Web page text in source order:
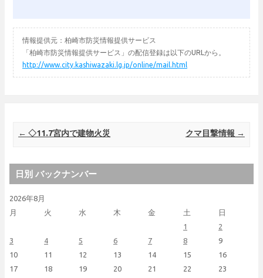
情報提供元：柏崎市防災情報提供サービス
「柏崎市防災情報提供サービス」の配信登録は以下のURLから。
http://www.city.kashiwazaki.lg.jp/online/mail.html
Post navigation
← ◇11.7宮内で建物火災 クマ目撃情報 →
日別 バックナンバー
2026年8月
月
火 水 木 金 土 日
1
2
3
4 5 6 7 8
9
10
11 12 13 14 15
16
17
18 19 20 21 22
23